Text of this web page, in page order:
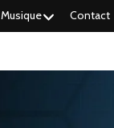
Musique Contact